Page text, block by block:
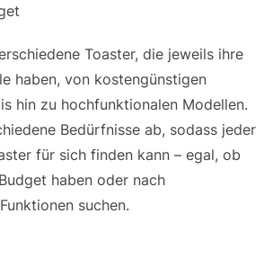
Toaster, die jeweils ihre
haben, von kostengünstigen
hin zu hochfunktionalen Modellen.
Bedürfnisse ab, sodass jeder
für sich finden kann – egal, ob
haben oder nach
suchen.